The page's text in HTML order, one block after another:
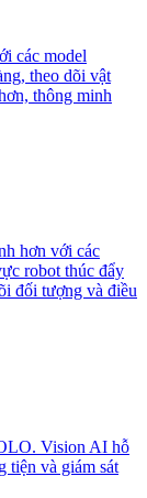
các model
theo dõi vật
thông minh
hơn với các
robot thúc đẩy
đối tượng và điều
Vision AI hỗ
tiện và giám sát